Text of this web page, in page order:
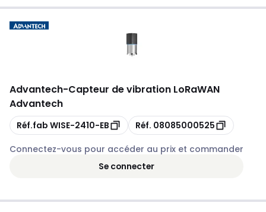
Advantech-Capteur de vibration LoRaWAN
Advantech
Copie
Réf.fab WISE-2410-EB Copie
Réf. 08085000525
Connectez-vous pour accéder au prix et commander
Se connecter